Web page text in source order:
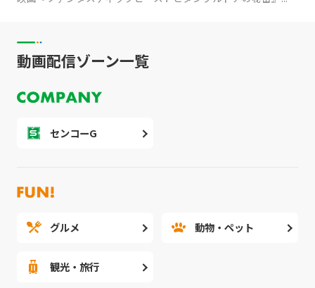
動画配信ゾーン一覧
センコーG
グルメ 動物・ペット
観光・旅行